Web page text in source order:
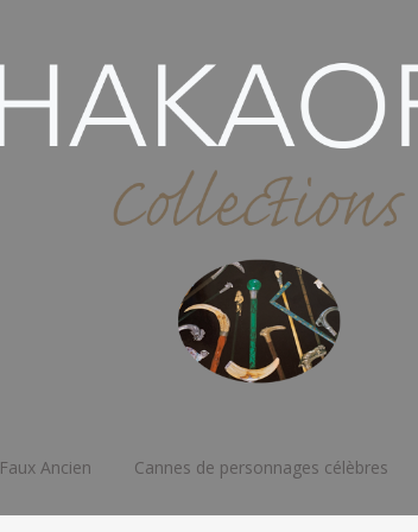
Faux Ancien Cannes de personnages célèbres